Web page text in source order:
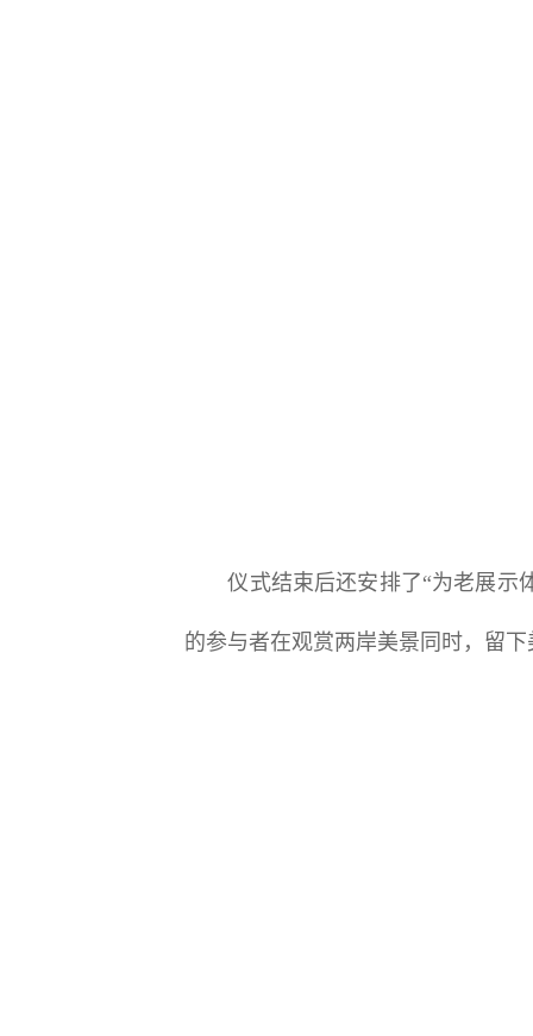
仪式结束后还安排了“为老展示体
的参与者在观赏两岸美景同时，留